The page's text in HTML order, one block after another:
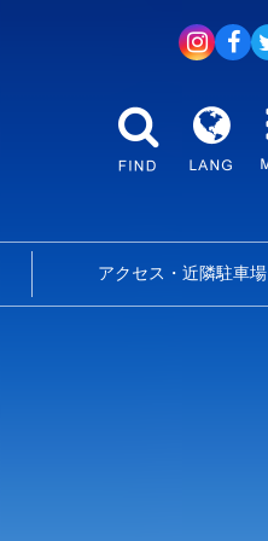
アクセス・近隣駐車場